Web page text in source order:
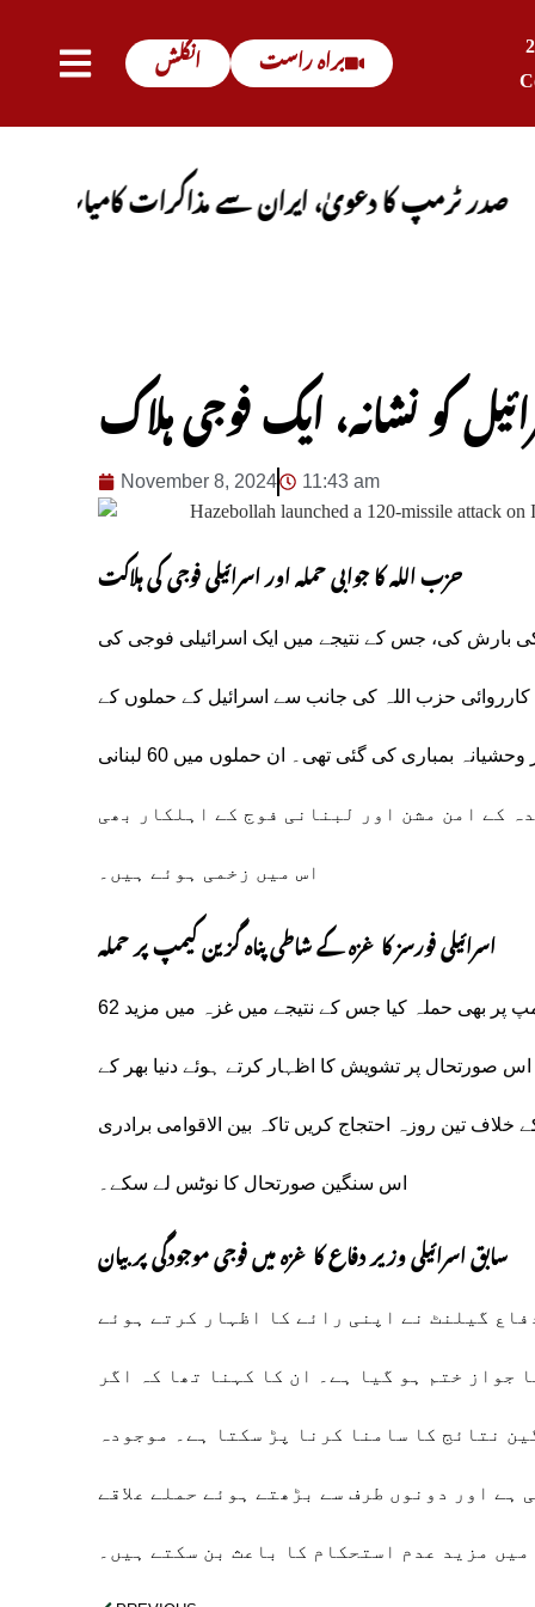
انگلش براہ راست
کا دعویٰ، ایران سے مذاکرات کامیاب ہوں گے،
November 8, 2024 11:43 am
حزب اللہ کا جوابی حملہ اور اسرائیلی فوجی کی ہلاکت
تنظیم حزب اللہ نے اسرائیل پر 120 راکٹوں کی بارش کی، جس کے نتیجے میں ایک اسرائیلی فوجی کی
حزب اللہ کی جانب سے اسرائیل کے حملوں کے
جواب میں کی گئی ہے، جس میں اسرائیل کی جانب سے لبنان پر وحشیانہ بمباری کی گئی تھی۔ ان حملوں میں 60 لبنانی
متحدہ کے امن مشن اور لبنانی فوج کے اہلکار بھی
اس میں زخمی ہوئے ہیں۔
اسرائیلی فورسز کا غزہ کے شاطی پناہ گزین کیمپ پر حملہ
اس کے علاوہ اسرائیلی فورسز نے غزہ کے شاطی پناہ گزین کیمپ پر بھی حملہ کیا جس کے نتیجے میں غزہ میں مزید 62
صورتحال پر تشویش کا اظہار کرتے ہوئے دنیا بھر کے
تین روزہ احتجاج کریں تاکہ بین الاقوامی برادری
اس سنگین صورتحال کا نوٹس لے سکے۔
سابق اسرائیلی وزیر دفاع کا غزہ میں فوجی موجودگی پر بیان
گیلنٹ نے اپنی رائے کا اظہار کرتے ہوئے
جواز ختم ہو گیا ہے۔ ان کا کہنا تھا کہ اگر
نتائج کا سامنا کرنا پڑ سکتا ہے۔ موجودہ
اور دونوں طرف سے بڑھتے ہوئے حملے علاقے
میں مزید عدم استحکام کا باعث بن سکتے ہیں۔